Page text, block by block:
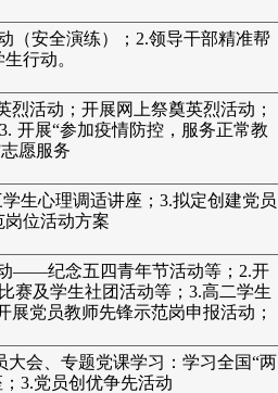
（安全演练）；2.领导干部精准帮
行动。
烈活动；开展网上祭奠英烈活动；
开展“参加疫情防控，服务正常教
愿服务
生心理调适讲座；3.拟定创建党员
岗位活动方案
——纪念五四青年节活动等；2.开
赛及学生社团活动等；3.高二学生
展党员教师先锋示范岗申报活动；
会、专题党课学习： 学习全国“两
3.党员创优争先活动